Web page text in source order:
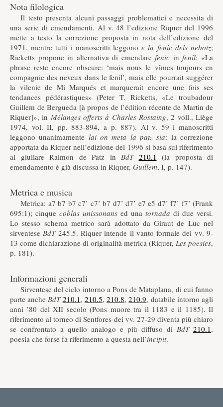
Nota filologica
Il testo presenta alcuni passaggi problematici e necessita di
una serie di emendamenti. Al v. 48 l’edizione Riquer del 1996
mette a testo la correzione proposta in nota dell’edizione del
1971, mentre tutti i manoscritti leggonoe la fenic dels nebotz;
Ricketts propone in alternativa di emendarefenic infenil: «La
phrase reste encore obscure: ‘mais nous le vîmes toujours en
compagnie des neveux dans le fenil’, mais elle pourrait suggérer
la vilenie de Mi Marqués et marquerait encore une fois ses
tendances pédérastiques» (Peter T. Ricketts, «Le troubadour
Guillem de Bergueda [à propos de l’édition récente de Martin de
Riquer]», in Mélanges offerts à Charles Rostaing, 2 voll., Liège
1974, vol. II, pp. 883-894, a p. 887). Al v. 59 i manoscritti
leggono unanimamente lai on meta la patz sia: la correzione
apportata da Riquer nell’edizione del 1996 si basa sul riferimento
al giullare Raimon de Patz in BdT 210.1 (la proposta di
emendamento è già discussa in Riquer, Guillem, I, p. 147).
Metrica e musica
Metrica: a7 b7 b7 c7’ c7’ b7 d7’ d7’ e7 e5 d7’ f7’ f7’ (Frank
695:1); cinque coblas unissonans ed una tornada di due versi.
Lo stesso schema metrico sarà adottato da Giraut de Luc nel
sirventeseBdT 245.5. Riquer intende il vanto formale dei vv. 9-
13 come dichiarazione di originalità metrica (Riquer, Les poesies,
p. 181).
Informazioni generali
Sirventese del ciclo intorno a Pons de Mataplana, di cui fanno
parte ancheBdT210.1, 210.5,210.8,210.9, databile intorno agli
anni ’80 del XII secolo (Pons muore tra il 1183 e il 1185). Il
riferimento al torneo di Sentfores dei vv. 27-29 diventa più chiaro
se confrontato a quello analogo e più diffuso di BdT 210.1,
poesia che forse fa riferimento a questa nell’incipit.